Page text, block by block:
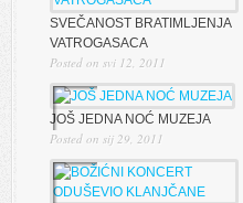
SVEČANOST BRATIMLJENJA
VATROGASACA
Posted on svi 12, 2011
JOŠ JEDNA NOĆ MUZEJA
Posted on sij 29, 2011